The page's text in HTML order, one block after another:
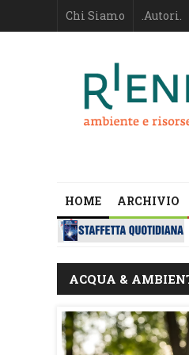
Chi Siamo .Autori.
HOME ARCHIVIO
ACQUA &